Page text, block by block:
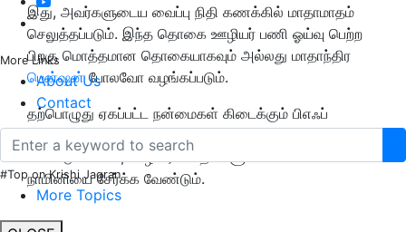
More Links
About Us
Contact
#Top on Krishi Jagran
More Topics
இது, அவர்களுடைய வைப்பு நிதி கணக்கில் மாதாமாதம்
செலுத்தப்படும். இந்த தொகை ஊழியர் பணி ஓய்வு பெற்ற
பிறகு மொத்தமான தொகையாகவும் அல்லது மாதாந்திர
பென்ஷன்போலவோ வழங்கப்படும்.
தற்பொழுது ஏகப்பட்ட நன்மைகள் கிடைக்கும் பிஎஃப்
கணக்கின் நன்மைகளைத் தொடர்ந்து பெற
வேண்டுமானால், ஊழியர்கள் தங்களுடைய PF கணக்கில்
நாமினியை சேர்க்க வேண்டும்.